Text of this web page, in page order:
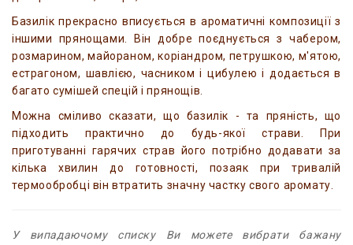
Базилік прекрасно вписується в ароматичні композиції з
іншими прянощами. Він добре поєднується з чабером,
розмарином, майораном, коріандром, петрушкою, м'ятою,
естрагоном, шавлією, часником і цибулею і додається в
багато сумішей спецій і прянощів.
Можна сміливо сказати, що базилік - та пряність, що
підходить практично до будь-якої страви. При
приготуванні гарячих страв його потрібно додавати за
кілька хвилин до готовності, позаяк при тривалій
термообробці він втратить значну частку свого аромату.
У випадаючому списку Ви можете вибрати бажану